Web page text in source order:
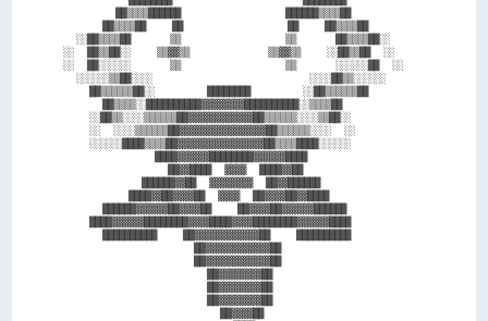
        ██▒▒▒▒██████                ██████▒▒▒▒██
      ██▒▒▒▒██    ██                ██    ██▒▒▒▒██
  ░░██▒▒▒▒██      ▒▒                ▒▒      ██▒▒▒▒██░░
░░  ██▒▒██░░    ▒▒▓▓▒▒            ▒▒▓▓▒▒    ░░██▒▒██  ░░
░░  ██░░░░░░      ▒▒                ▒▒      ░░░░░░██  ░░
  ░░░░░░▒▒██░░░░                        ░░░░██▒▒░░░░░░
    ██▒▒▒▒▒▒██░░        ████████        ░░██▒▒▒▒▒▒██
      ██▒▒▒▒░░██████████▓▓▓▓▓▓▓▓██████████░░▒▒▒▒██
    ░░██▒▒░░░░▒▒▒▒▒▒██▓▓▓▓▓▓▓▓▓▓▓▓██▒▒▒▒▒▒░░░░▒▒██░░
    ░░  ░░░░▒▒▒▒▒▒██▓▓▓▓▓▓▓▓▓▓▓▓▓▓▓▓██▒▒▒▒▒▒░░░░  ░░
    ░░░░░░████▒▒▒▒██▓▓▓▓▓▓▓▓▓▓▓▓▓▓▓▓██▒▒▒▒████░░░░░░
              ████▓▓▓▓▓▓████████▓▓▓▓▓▓████
                ██▓▓████  ▓▓▓▓  ████▓▓██
            ██████▓▓██  ▓▓▓▓▓▓▓▓  ██▓▓██████
          ████▓▓██▓▓▓▓██  ▓▓▓▓  ██▓▓▓▓██▓▓████
      ██████▓▓▓▓▓▓██▓▓▓▓██    ██▓▓▓▓██▓▓▓▓▓▓██████
    ████▓▓▓▓▓▓████████▓▓▓▓████▓▓▓▓████████▓▓▓▓▓▓████
      ██████████    ██▓▓▓▓▓▓▓▓▓▓▓▓██    ██████████
                    ██▓▓▓▓▓▓▓▓▓▓▓▓██
                    ██▓▓▓▓▓▓▓▓▓▓▓▓██
                      ██▓▓▓▓▓▓▓▓██
                      ██▓▓▓▓▓▓▓▓██
                      ██▓▓▓▓▓▓▓▓██
                        ██▓▓▓▓██